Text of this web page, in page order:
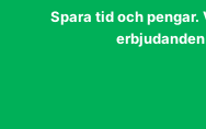
Spara tid och